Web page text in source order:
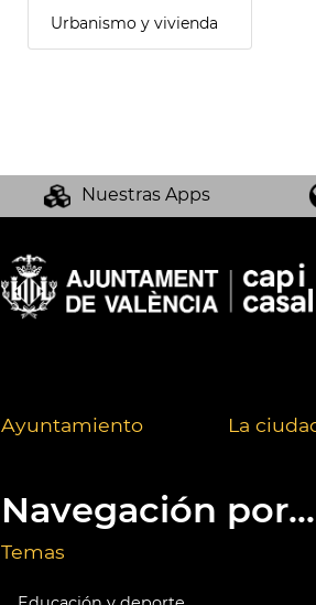
Urbanismo y vivienda
Nuestras Apps
Ayuntamiento La
Navegación por...
Temas